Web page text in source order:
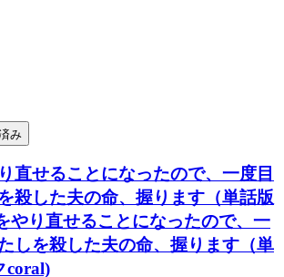
み
直せることになったので、一度目
殺した夫の命、握ります（単話版
やり直せることになったので、一
しを殺した夫の命、握ります（単
coral)